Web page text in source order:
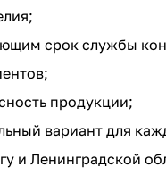
срок службы
продукции;
вариант для
и Ленинградской